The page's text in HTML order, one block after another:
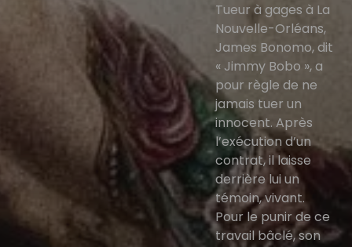
Tueur à gages à La
Nouvelle-Orléans,
James Bonomo, dit
« Jimmy Bobo », a
pour règle de ne
jamais tuer un
innocent. Après
l’exécution d’un
contrat, il laisse
derrière lui un
témoin, vivant.
Pour le punir de ce
travail bâclé, son